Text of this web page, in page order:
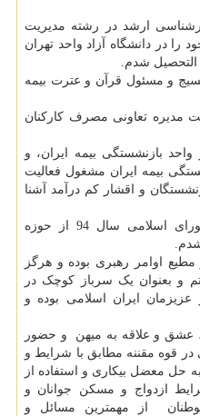
کارشناسی ارشد در رشته مدیریت
را در دانشگاه آزاد واحد تهران
و مسئول قرآن و عترت بیمه
لغایت 98 عضو هیئت مدیره تعاونی مصرف کارکنان
واحد بازنشستگی بیمه ایران، و
بیمه ایران مشغول فعالیت
و اقشار کم درآمد آشنا
در انتخابات دوره دهم مجلس شورای اسلامی سال 94 از حوزه
شدم.
مطیع اوامر رهبری بوده و هرگز
و بعنوان یک سرباز کوچک در
ایران اسلامی بوده و
عشق و علاقه به میهن و حضور
قوه مقننه مطابق با شرایط و
حل معضل بیکاری و استفاده از
ازدواج و مسکن جوانان و
از مهمترین مسائل و